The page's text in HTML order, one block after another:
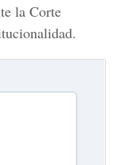
la Corte